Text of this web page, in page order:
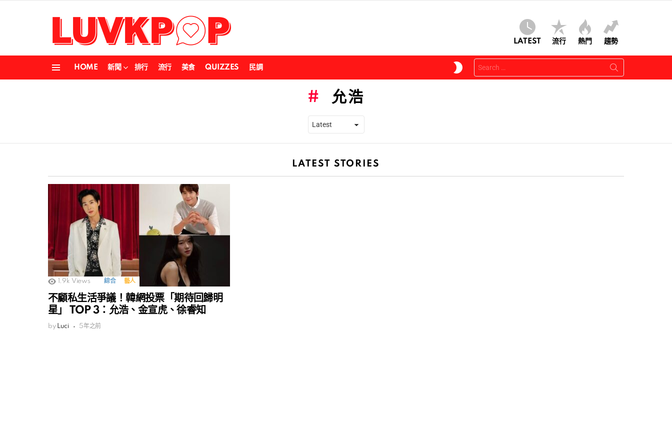
LATEST 流行 熱門 趨勢
HOME 新聞 排行 流行 美食 QUIZZES 民調
SKIN
Search
for:
允浩
LATEST STORIES
1.9k Views 綜合 藝人
不顧私生活爭議！韓網投票「期待回歸明
星」 TOP 3：允浩、金宣虎、徐睿知
by Luci 5年之前